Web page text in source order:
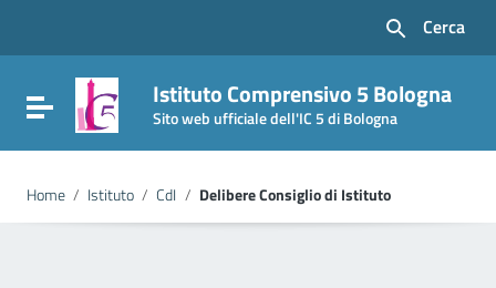
Vai al footer
Cerca
Attiva / disattiva la navigazione
Istituto Comprensivo 5 Bologna
Sito web ufficiale dell'IC 5 di Bologna
Home / Istituto / CdI / Delibere Consiglio di Istituto